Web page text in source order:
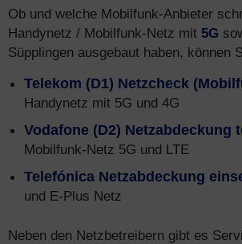
Ob und welche Mobilfunk-Anbieter
Handynetz / Mobilfunk-Netz mit 5G
Süpplingen ausgebaut haben, können
Telekom (D1) Netzcheck
Handynetz mit 5G und 4G
Vodafone (D2) Netzabdeckung
Mobilfunk-Netz 5G und LTE
Telefónica Netzabdeckung
und E-Plus Netz
Neben den Netzbetreibern gibt es